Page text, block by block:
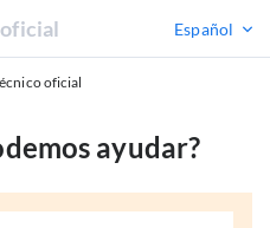
Español
oficial
ayudar?